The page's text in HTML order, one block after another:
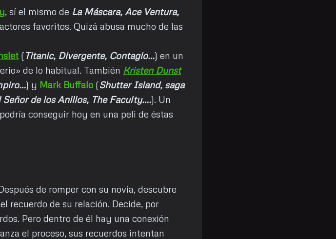
, sí el mismo de La Máscara, Ace Ventura,
favoritos. Quizá abusa mucho de las
(Titanic, Divergente, Contagio…) en un
de lo habitual. También Kristen Dunst
) y Mark Buffalo (Shutter Island, saga
Señor de los Anillos, The Faculty….). Un
conseguir hoy en una peli de éstas
de romper con su novia, descubre
recuerdo de su relación. Decide, por
Pero dentro de él hay una conexión
el proceso, sus recuerdos intentan